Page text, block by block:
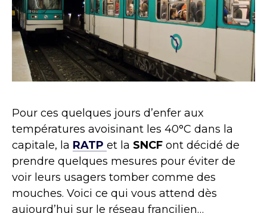
Pour ces quelques jours d’enfer aux
températures avoisinant les 40°C dans la
capitale, la RATP et la SNCF ont décidé de
prendre quelques mesures pour éviter de
voir leurs usagers tomber comme des
mouches. Voici ce qui vous attend dès
aujourd’hui sur le réseau francilien…